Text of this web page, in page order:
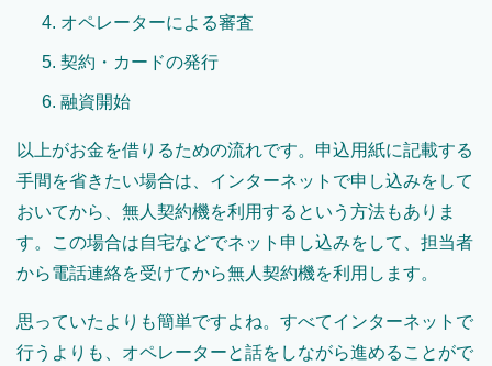
オペレーターによる審査
契約・カードの発行
融資開始
以上がお金を借りるための流れです。申込用紙に記載する
手間を省きたい場合は、インターネットで申し込みをして
おいてから、無人契約機を利用するという方法もありま
す。この場合は自宅などでネット申し込みをして、担当者
から電話連絡を受けてから無人契約機を利用します。
思っていたよりも簡単ですよね。すべてインターネットで
行うよりも、オペレーターと話をしながら進めることがで